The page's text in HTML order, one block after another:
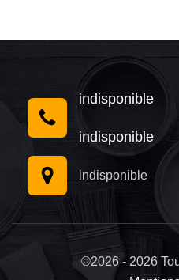
indisponible
indisponible
indisponible
©2026 - 2026